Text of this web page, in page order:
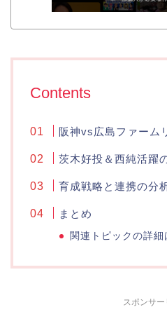
Contents
阪神vs広島ファーム
茨木好投＆西純活躍
育成戦略と連携の分
まとめ
関連トピックの詳細
スポンサー